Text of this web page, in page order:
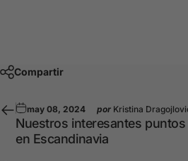
Compartir
may 08, 2024 por Kristina
Nuestros interesantes
en Escandinavia